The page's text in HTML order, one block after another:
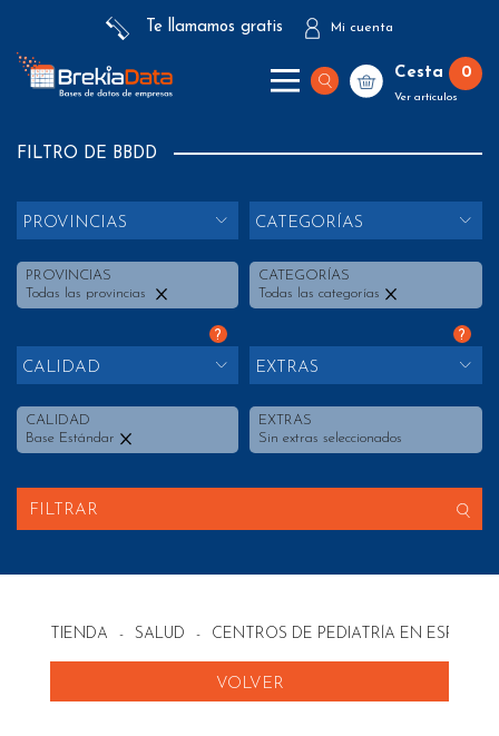
Te llamamos gratis Mi cuenta
Cesta 0
Ver artículos
FILTRO DE BBDD
PROVINCIAS
PROVINCIAS
Todas las provincias
CATEGORÍAS
CATEGORÍAS
Todas las categorías
?
CALIDAD
CALIDAD
Base Estándar
?
EXTRAS
EXTRAS
Sin extras seleccionados
FILTRAR
TIENDA - SALUD - CENTROS DE PEDIATRÍA EN ESPAÑA
VOLVER